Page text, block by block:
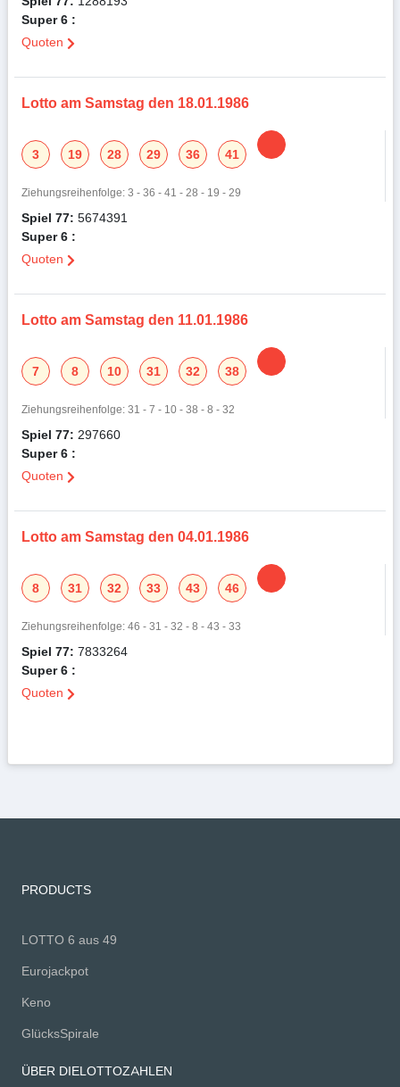
Super 6 :
Quoten
Lotto am Samstag den 18.01.1986
3 19 28 29 36 41
Ziehungsreihenfolge: 3 - 36 - 41 - 28 - 19 - 29
Spiel 77: 5674391
Super 6 :
Quoten
Lotto am Samstag den 11.01.1986
7 8 10 31 32 38
Ziehungsreihenfolge: 31 - 7 - 10 - 38 - 8 - 32
Spiel 77: 297660
Super 6 :
Quoten
Lotto am Samstag den 04.01.1986
8 31 32 33 43 46
Ziehungsreihenfolge: 46 - 31 - 32 - 8 - 43 - 33
Spiel 77: 7833264
Super 6 :
Quoten
PRODUCTS
LOTTO 6 aus 49
Eurojackpot
Keno
GlücksSpirale
ÜBER DIELOTTOZAHLEN